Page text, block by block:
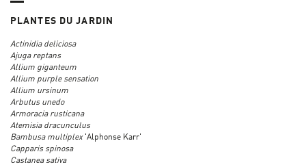
PLANTES DU JARDIN
Actinidia deliciosa
Ajuga reptans
Allium giganteum
Allium purple sensation
Allium ursinum
Arbutus unedo
Armoracia rusticana
Atemisia dracunculus
Bambusa multiplex 'Alphonse Karr'
Capparis spinosa
Castanea sativa